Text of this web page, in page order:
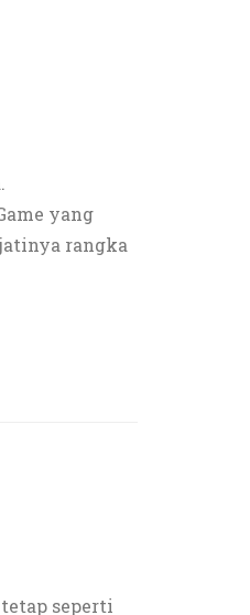
yang
rangka
seperti